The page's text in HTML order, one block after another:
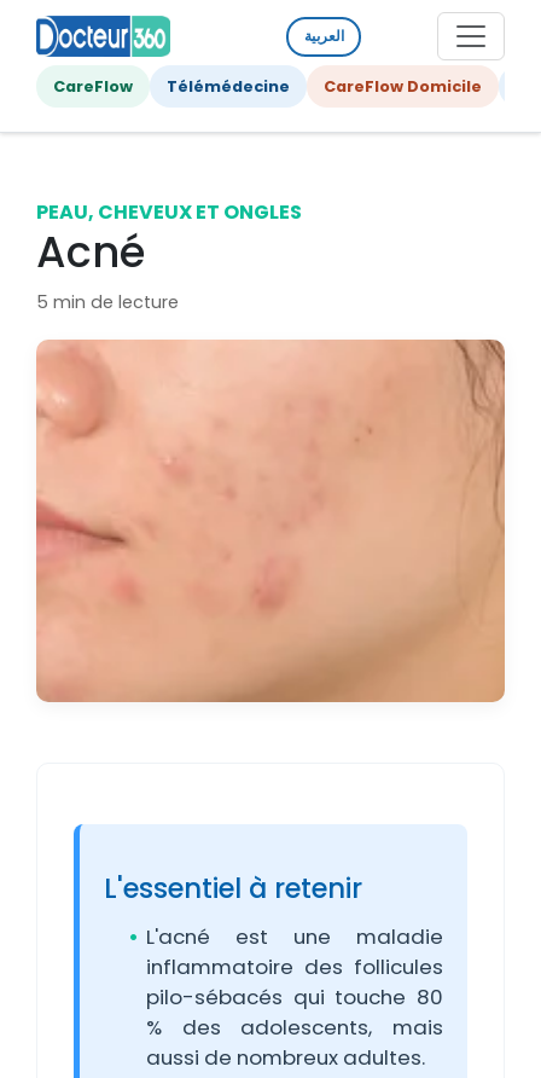
العربية
CareFlow Télémédecine CareFlow Domicile
PEAU, CHEVEUX ET ONGLES
Acné
5 min de lecture
L'essentiel à retenir
L'acné est une maladie
inflammatoire des follicules
pilo-sébacés qui touche 80
% des adolescents, mais
aussi de nombreux adultes.